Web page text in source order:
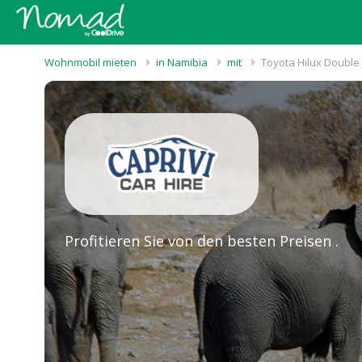
Wohnmobil mieten in Namibia mit Toyota Hilux Double
Profitieren Sie von den besten Preisen .